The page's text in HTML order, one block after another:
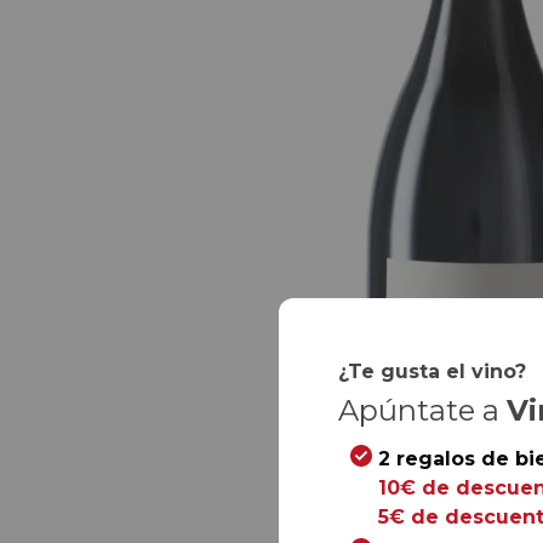
¿Te gusta el vino?
Apúntate a
2 regalos de
10€ de
5€ de